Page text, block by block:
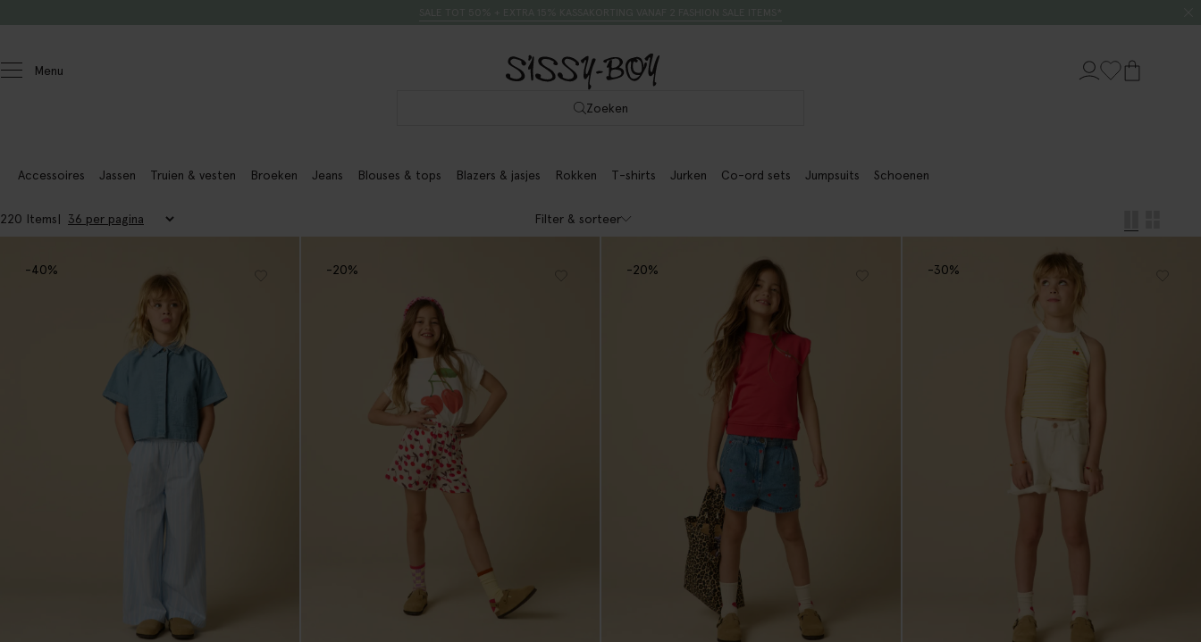
Menu
Zoeken
Accessoires Jassen Truien & vesten Broeken Jeans Blouses & tops Blazers & jasjes Rokken T-shirts Jurken Co-ord sets Jumpsuits Schoenen
220 Items Filter & sorteer
-40% -20% -20% -30%